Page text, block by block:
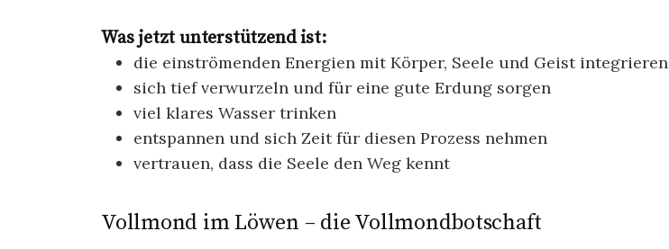
Was jetzt unterstützend ist:
die einströmenden Energien mit Körper, Seele und Geist integrieren
sich tief verwurzeln und für eine gute Erdung sorgen
viel klares Wasser trinken
entspannen und sich Zeit für diesen Prozess nehmen
vertrauen, dass die Seele den Weg kennt
Vollmond im Löwen – die Vollmondbotschaft